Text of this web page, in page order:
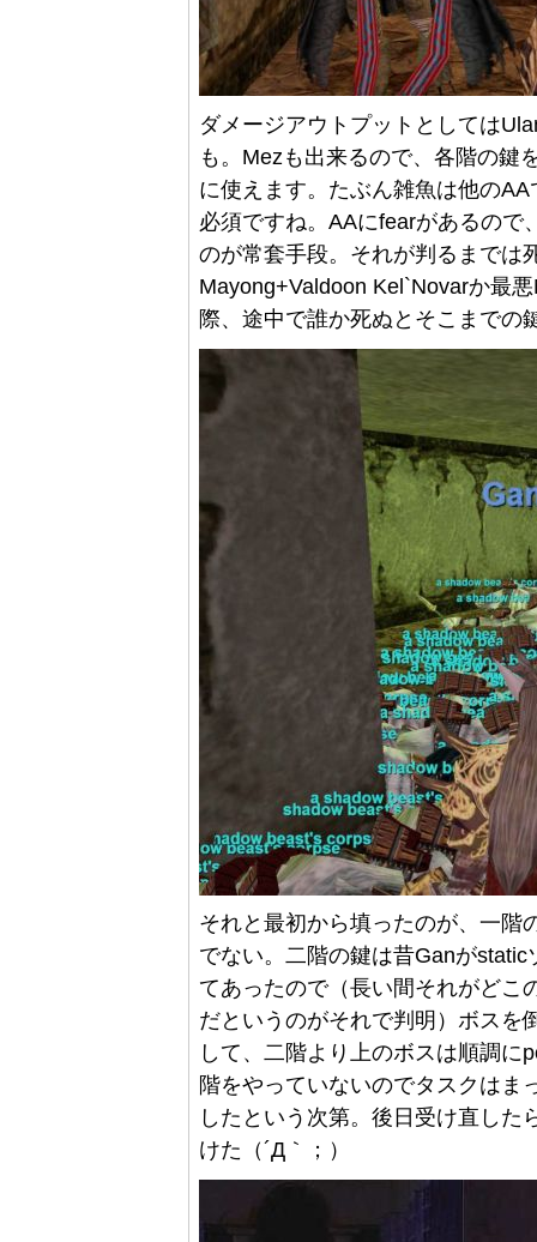
ダメージアウトプットとしては
も。Mezも出来るので、各階の鍵
に使えます。たぶん雑魚は他の
必須ですね。AAにfearがあるので
のが常套手段。それが判るまでは
Mayong+Valdoon Kel`Novarか最
際、途中で誰か死ぬとそこまでの
それと最初から填ったのが、一階
でない。二階の鍵は昔Ganが
てあったので（長い間それがどこ
だというのがそれで判明）ボスを
して、二階より上のボスは順調に
階をやっていないのでタスクはま
したという次第。後日受け直した
けた（´Д｀；）